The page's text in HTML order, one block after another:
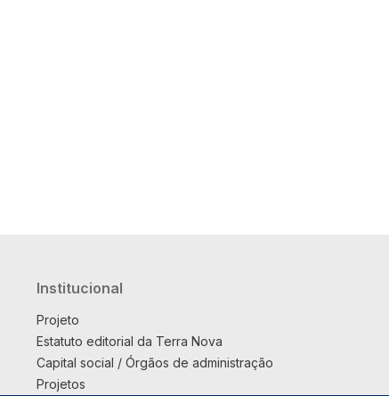
Institucional
Projeto
Estatuto editorial da Terra Nova
Capital social / Órgãos de administração
Projetos